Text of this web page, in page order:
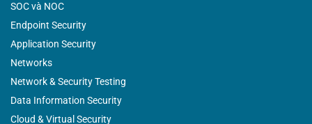
SOC và NOC
Endpoint Security
Application Security
Networks
Network & Security Testing
Data Information Security
Cloud & Virtual Security